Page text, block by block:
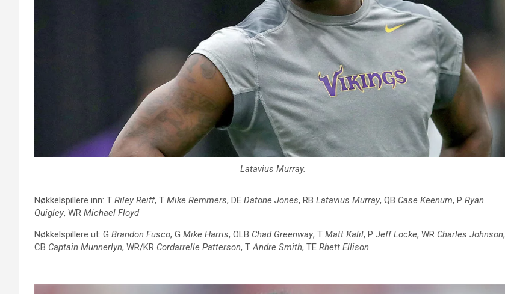
Latavius Murray.
Nøkkelspillere inn: T Riley Reiff, T Mike Remmers, DE Datone Jones, RB Latavius Murray, QB Case Keenum, P Ryan
Quigley, WR Michael Floyd
Nøkkelspillere ut: G Brandon Fusco, G Mike Harris, OLB Chad Greenway, T Matt Kalil, P Jeff Locke, WR Charles Johnson,
CB Captain Munnerlyn, WR/KR Cordarrelle Patterson, TAndre Smith, TE Rhett Ellison